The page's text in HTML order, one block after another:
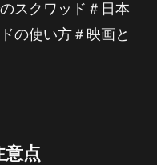
スクワッド＃日本
の使い方＃映画と
意点